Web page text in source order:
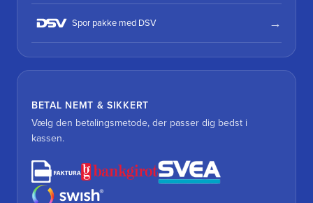
Spor pakke med DSV
BETAL NEMT & SIKKERT
Vælg den betalingsmetode, der passer dig bedst i
kassen.